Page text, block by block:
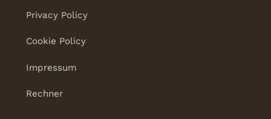
Privacy Policy
Cookie Policy
Impressum
Rechner